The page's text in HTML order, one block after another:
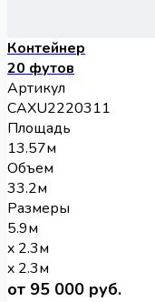
Контейнер
20 футов
Артикул
CAXU2220311
Площадь
13.57м
Объем
33.2м
Размеры
5.9м
x 2.3м
x 2.3м
от 95 000 руб.